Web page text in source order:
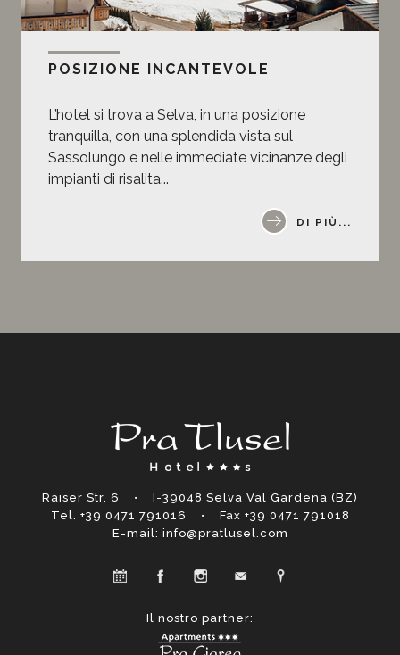
POSIZIONE INCANTEVOLE
L’hotel si trova a Selva, in una posizione
tranquilla, con una splendida vista sul
Sassolungo e nelle immediate vicinanze degli
impianti di risalita...
DI PIÙ...
Raiser Str. 6 • I-39048 Selva Val Gardena (BZ)
Tel. +39 0471 791016 • Fax +39 0471 791018
E-mail: info@pratlusel.com
Il nostro partner: